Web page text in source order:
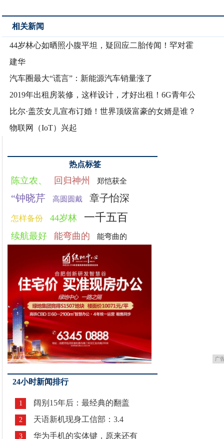
相关新闻
44岁林心如晒照小腹平坦，疑回应二胎传闻！罕对霍
建华
汽车圈最大“谎言”：新能源汽车销量涨了
2019年出租房装修，这样设计，才好出租！6G青年公
比尔·盖茨女儿宣布订婚！世界顶级富豪的女婿是谁？
物联网（IoT）兴起
热点标签
陈立农、 回归神州 郑恺获全
“钟晓芹 高圆圆戴 章子怡深
怎样备份 44岁林 一千五百
续航最好 能弯曲的 能弯曲的
广
24小时新闻排行
1 阔别15年后：最经典的翻盖
2 天语新机现身工信部：3.4
3 华为手机的实体键，原来还有